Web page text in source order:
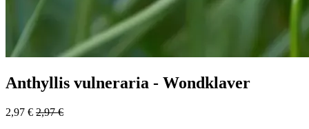
Anthyllis vulneraria - Wondklaver
2,97 € 2,97€